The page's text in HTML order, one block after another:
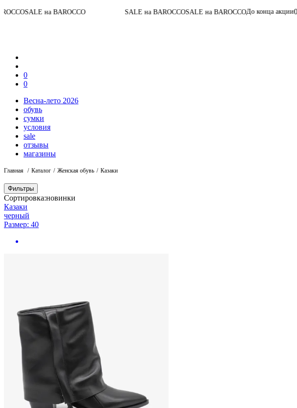
на BAROCCO SALE на BAROCCOSALE на BAROCCOДо конца акции05:19:48:24
0
0
Весна-лето 2026
обувь
сумки
условия
sale
отзывы
магазины
Главная Каталог Женская обувь Казаки
Фильтры
Сортировка:новинки
Казаки
черный
Размер: 40